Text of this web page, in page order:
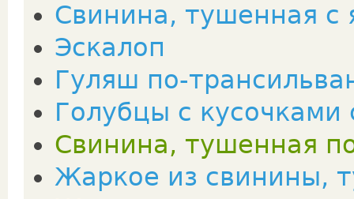
Свинина, тушенная с
Эскалоп
Гуляш по-
Голубцы с кусочками
Свинина, тушенная
Жаркое из свинины,